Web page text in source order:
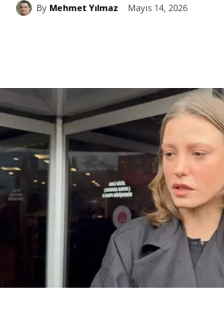
By Mehmet Yılmaz Mayıs 14, 2026